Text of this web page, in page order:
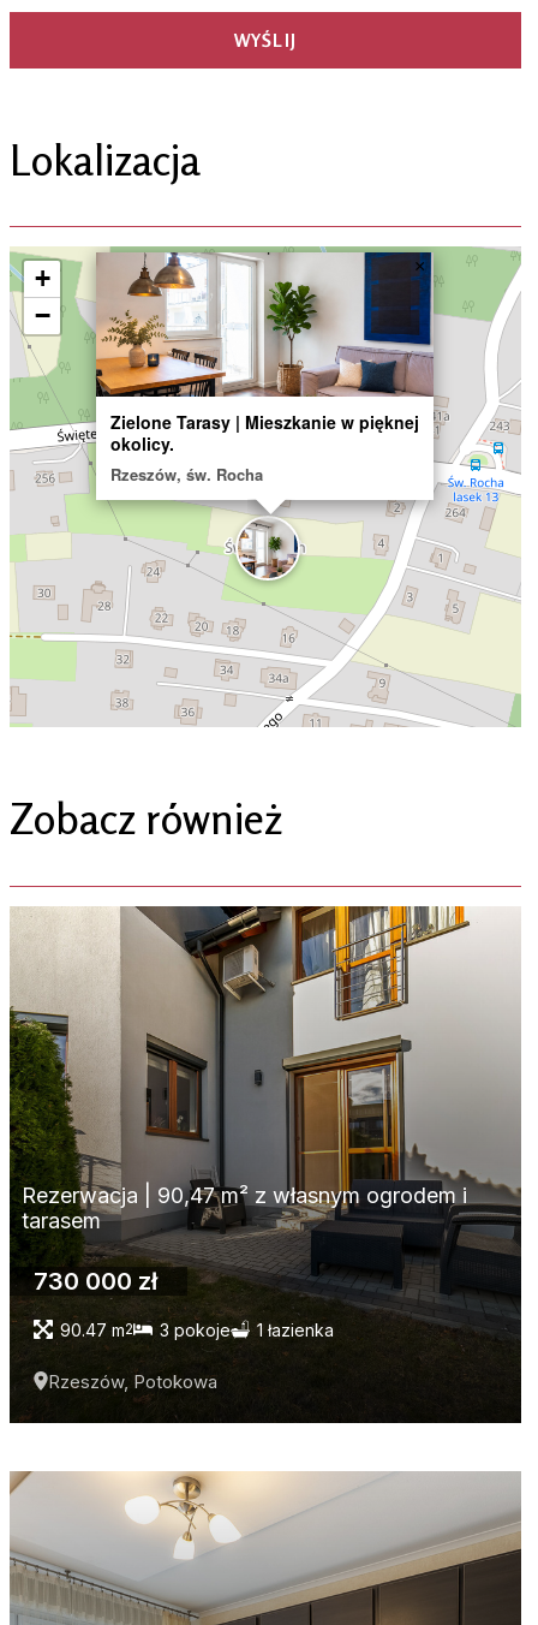
Lokalizacja
Zielone Tarasy | Mieszkanie w pięknej
okolicy.
Rzeszów, św. Rocha
×
+
−
Zobacz również
Rezerwacja | 90,47 m² z własnym ogrodem i
tarasem
730 000 zł
90.47 m2 3 pokoje 1 łazienka
Rzeszów, Potokowa